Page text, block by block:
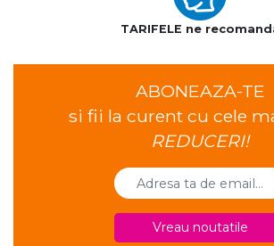
TARIFELE ne
ABONEAZA-TE
si fii la curent cu cele
REDUCERI!
Vreau noutatile